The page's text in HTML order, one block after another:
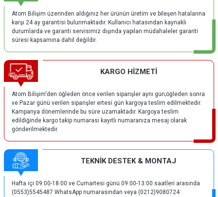
Atom Bilişim üzerinden aldığınız her ürünün üretim ve bileşen hatalarına
karşı 24 ay garantisi bulunmaktadır. Kullanıcı hatasından kaynaklı
durumlarda ve garanti servisimiz dışında yapılan müdahaleler garanti
süresi kapsamına dahil değildir.
KARGO HİZMETİ
Atom Bilişim'den öğleden önce verilen siparişler aynı gün;öğleden sonra
ve Pazar günü verilen siparişler ertesi gün kargoya teslim edilmektedir.
Kampanya dönemlerinde bu süre uzamaktadır. Kargoya teslim
edildiğinde kargo takip numarası kayıtlı numaranıza mesaj olarak
gönderilmektedir.
TEKNİK DESTEK & MONTAJ
Hafta içi 09:00-18:00 ve Cumartesi günü 09:00-13:00 saatleri arasında
(0553)5545487 WhatsApp numarasından veya (0212)9080724